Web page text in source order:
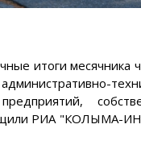
итоги месячника
РИА "КОЛЫМА-